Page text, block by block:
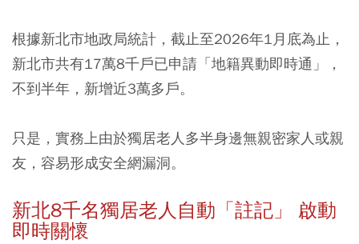
根據新北市地政局統計，截止至2026年1月底為止，
新北市共有17萬8千戶已申請「地籍異動即時通」，
不到半年，新增近3萬多戶。
只是，實務上由於獨居老人多半身邊無親密家人或親
友，容易形成安全網漏洞。
新北8千名獨居老人自動「註記」 啟動
即時關懷